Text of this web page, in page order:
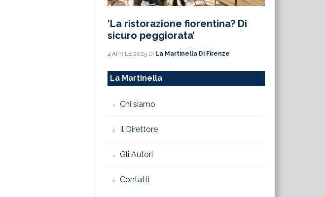
‘La ristorazione fiorentina? Di
sicuro peggiorata’
4 APRILE 2025 DI La Martinella Di Firenze
La Martinella
Chi siamo
Il Direttore
Gli Autori
Contatti